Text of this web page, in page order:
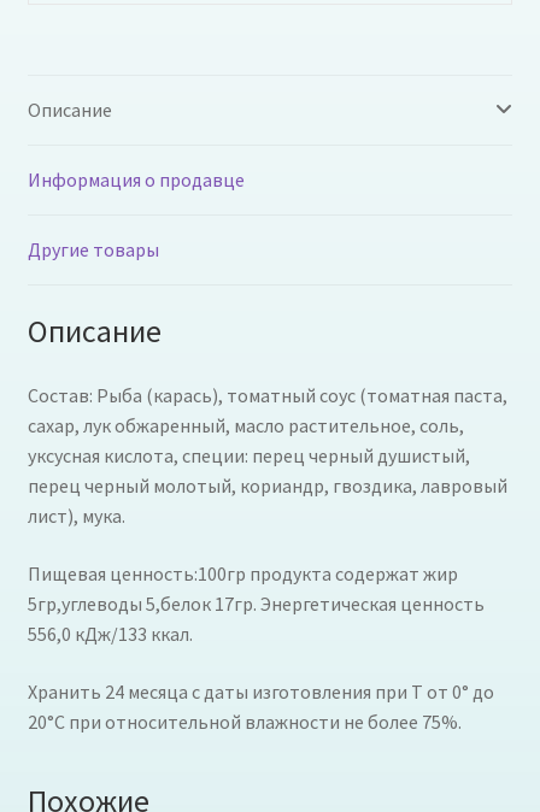
Описание
Информация о продавце
Другие товары
Описание
Состав: Рыба (карась), томатный соус (томатная паста,
сахар, лук обжаренный, масло растительное, соль,
уксусная кислота, специи: перец черный душистый,
перец черный молотый, кориандр, гвоздика, лавровый
лист), мука.
Пищевая ценность:100гр продукта содержат жир
5гр,углеводы 5,белок 17гр. Энергетическая ценность
556,0 кДж/133 ккал.
Хранить 24 месяца с даты изготовления при Т от 0° до
20°С при относительной влажности не более 75%.
Похожие